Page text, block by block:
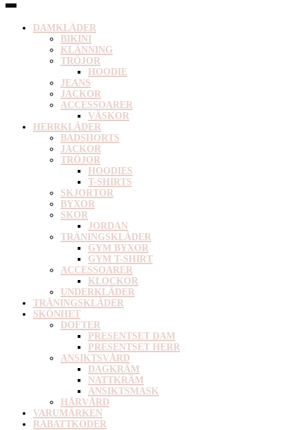
DAMKLÄDER
BIKINI
KLÄNNING
TRÖJOR
HOODIE
JEANS
JACKOR
ACCESSOARER
VÄSKOR
HERRKLÄDER
BADSHORTS
JACKOR
TRÖJOR
HOODIES
T-SHIRTS
SKJORTOR
BYXOR
SKOR
JORDAN
TRÄNINGSKLÄDER
GYM BYXOR
GYM T-SHIRT
ACCESSOARER
KLOCKOR
UNDERKLÄDER
TRÄNINGSKLÄDER
SKÖNHET
DOFTER
PRESENTSET DAM
PRESENTSET HERR
ANSIKTSVÅRD
DAGKRÄM
NATTKRÄM
ANSIKTSMASK
HÅRVÅRD
VARUMÄRKEN
RABATTKODER